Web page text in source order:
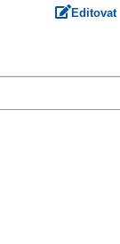
Editovat